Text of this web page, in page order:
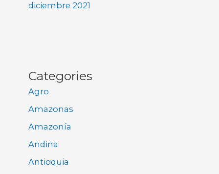
diciembre 2021
Categories
Agro
Amazonas
Amazonía
Andina
Antioquia